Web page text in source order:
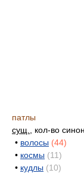
патлы
сущ.
, кол-во
• волосы (44)
• космы (11)
• кудлы (10)